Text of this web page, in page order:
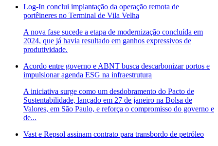
Log-In conclui implantação da operação remota de
portêineres no Terminal de Vila Velha
A nova fase sucede a etapa de modernização concluída em
2024, que já havia resultado em ganhos expressivos de
produtividade.
Acordo entre governo e ABNT busca descarbonizar portos e
impulsionar agenda ESG na infraestrutura
A iniciativa surge como um desdobramento do Pacto de
Sustentabilidade, lançado em 27 de janeiro na Bolsa de
Valores, em São Paulo, e reforça o compromisso do governo e
de...
Vast e Repsol assinam contrato para transbordo de petróleo